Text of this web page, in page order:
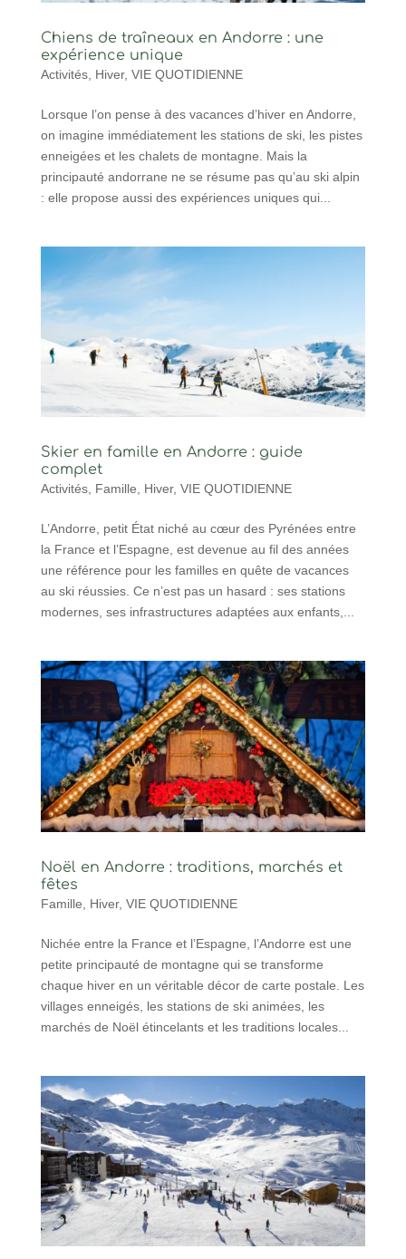
Chiens de traîneaux en Andorre : une
expérience unique
Activités, Hiver, VIE QUOTIDIENNE
Lorsque l’on pense à des vacances d’hiver en Andorre,
on imagine immédiatement les stations de ski, les pistes
enneigées et les chalets de montagne. Mais la
principauté andorrane ne se résume pas qu’au ski alpin
: elle propose aussi des expériences uniques qui...
Skier en famille en Andorre : guide
complet
Activités, Famille, Hiver, VIE QUOTIDIENNE
L’Andorre, petit État niché au cœur des Pyrénées entre
la France et l’Espagne, est devenue au fil des années
une référence pour les familles en quête de vacances
au ski réussies. Ce n’est pas un hasard : ses stations
modernes, ses infrastructures adaptées aux enfants,...
Noël en Andorre : traditions, marchés et
fêtes
Famille Hiver, VIE QUOTIDIENNE
Nichée entre la France et l’Espagne, l’Andorre est une
petite principauté de montagne qui se transforme
chaque hiver en un véritable décor de carte postale. Les
villages enneigés, les stations de ski animées, les
marchés de Noël étincelants et les traditions locales...